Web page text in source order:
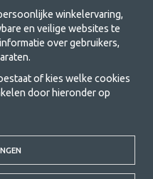
winkel voor
manier om het gezin samen te
Welke categorie je ook kiest,
aan kampeeraccessoires. Wij
caravanluifels en alle
Ons doel is om in elke
te leveren wat betreft kwaliteit
met ons op als je iets mist of
winkelervaring,
en veilige websites te
over gebruikers,
of kies welke cookies
door hieronder op